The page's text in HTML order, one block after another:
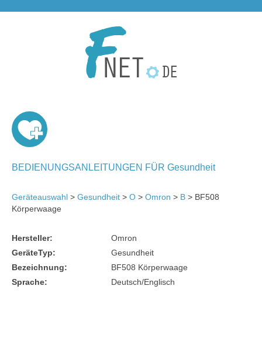
BEDIENUNGSANLEITUNGEN FÜR Gesundheit
Geräteauswahl > Gesundheit > O > Omron > B > BF508
Körperwaage
Hersteller:
Omron
GeräteTyp:
Gesundheit
Bezeichnung:
BF508 Körperwaage
Sprache:
Deutsch/Englisch